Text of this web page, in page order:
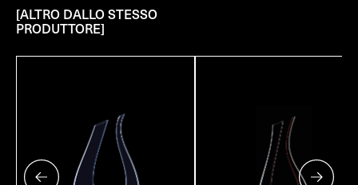
[ALTRO DALLO STESSO
PRODUTTORE]